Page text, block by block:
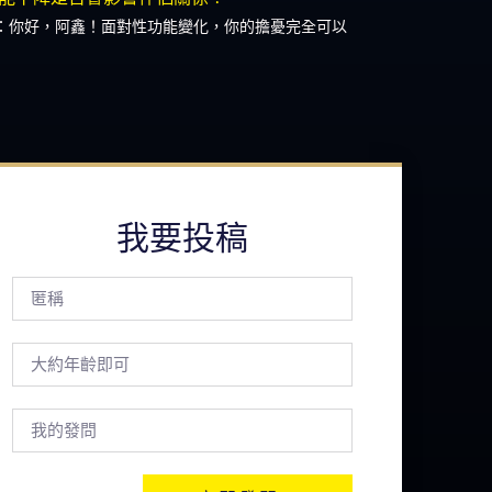
你好，阿鑫！面對性功能變化，你的擔憂完全可以
我要投稿